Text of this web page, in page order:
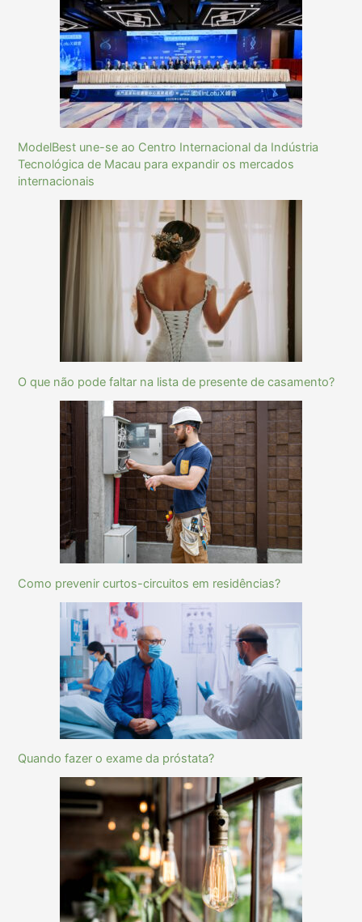
ModelBest une-se ao Centro Internacional da Indústria
Tecnológica de Macau para expandir os mercados
internacionais
O que não pode faltar na lista de presente de casamento?
Como prevenir curtos-circuitos em residências?
Quando fazer o exame da próstata?